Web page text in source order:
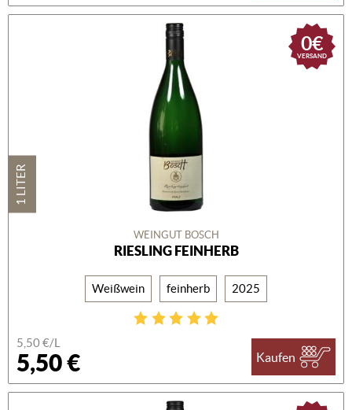
0€
VERSAND
1 LITER
WEINGUT BOSCH
RIESLING FEINHERB
Weißwein feinherb 2025
5,50 €/L
5,50 € Kaufen